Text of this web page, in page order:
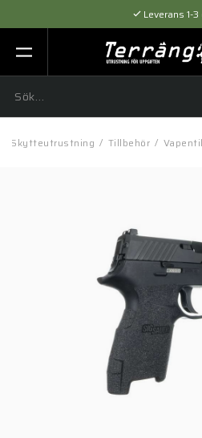
Leverans 1-3
Flexibel betalning
Expertråd &
Skytteutrustning / Tillbehör /